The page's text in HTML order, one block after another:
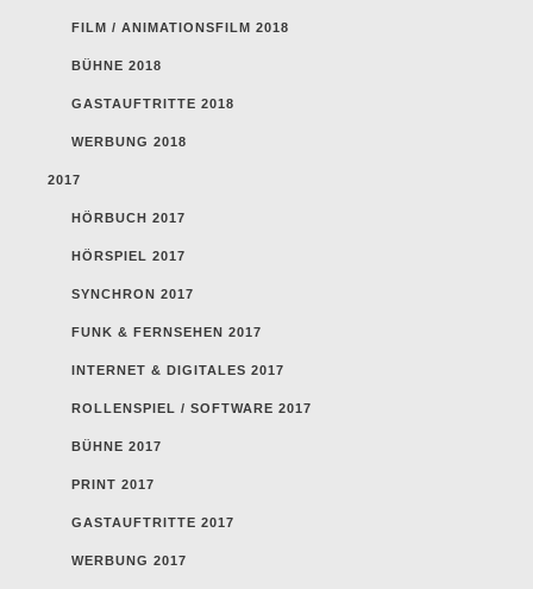
FILM / ANIMATIONSFILM 2018
BÜHNE 2018
GASTAUFTRITTE 2018
WERBUNG 2018
2017
HÖRBUCH 2017
HÖRSPIEL 2017
SYNCHRON 2017
FUNK & FERNSEHEN 2017
INTERNET & DIGITALES 2017
ROLLENSPIEL / SOFTWARE 2017
BÜHNE 2017
PRINT 2017
GASTAUFTRITTE 2017
WERBUNG 2017